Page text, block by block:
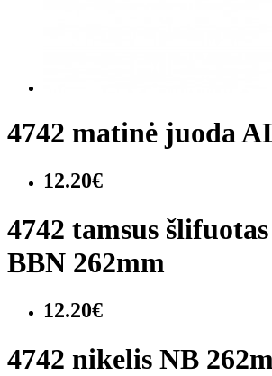
4742 matinė juoda
12.20€
4742 tamsus
BBN 262mm
12.20€
4742 nikelis NB